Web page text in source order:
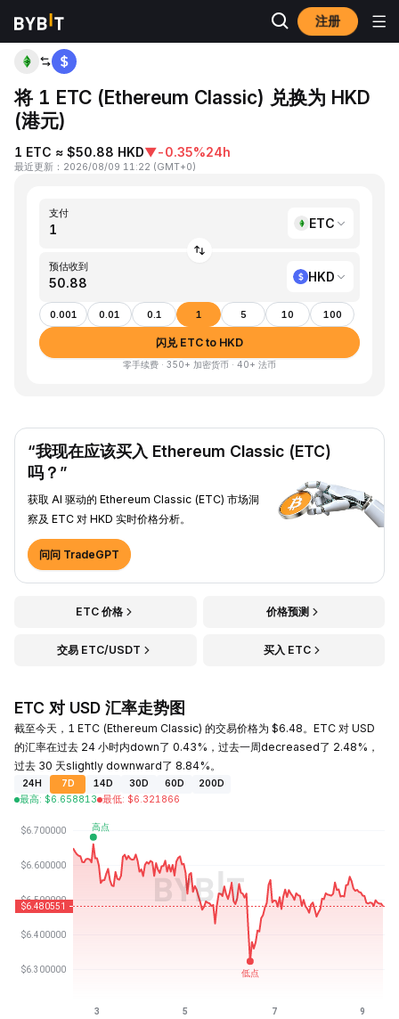
注册
首页 ETC to HKD
将 1 ETC (Ethereum Classic) 兑换为 HKD
(港元)
1 ETC ≈ $50.88 HKD▼-0.35%24h
最近更新 ： 2026/08/09 11:22 (GMT+0)
支付
ETC
预估收到
HKD
0.001 0.01 0.1 1 5 10 100
闪兑 ETC to HKD
零手续费 · 350+ 加密货币 · 40+ 法币
“我现在应该买入 Ethereum Classic (ETC)
吗？”
获取 AI 驱动的 Ethereum Classic (ETC) 市场洞
察及 ETC 对 HKD 实时价格分析。
问问 TradeGPT
ETC 价格 价格预测
交易 ETC/USDT 买入 ETC
ETC 对 USD 汇率走势图
截至今天，1 ETC (Ethereum Classic) 的交易价格为 $6.48。ETC 对 USD
的汇率在过去 24 小时内down了 0.43%，过去一周decreased了 2.48%，
过去 30 天slightly downward了 8.84%。
24H 7D 14D 30D 60D
200D
最高: $6.658813 最低: $6.321866
最近更新时间：2026-08-09 11:22 (GMT+0)